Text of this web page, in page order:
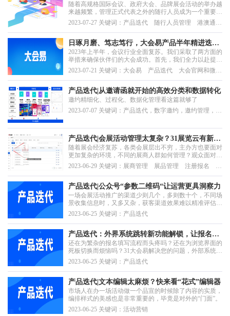
随着高规格国际会议、政府大会、品牌展会活动的举办越
来越频繁，管理正式代表之外的随行人员成为一个重要的
服务内容。随行人员是指陪同参会代表一起参会、观展，
但通常不享有与正式参会代表和VIP完全同等权利和待遇
的人员。他们在会展活动中扮演着重要的辅助和支持角
色。鉴于随行人员的管理对提升主办方服务能级十分重
要，...
2023-07-27 关键词：产品迭代 随行人员管理 港澳通行
日琢月磨、笃志笃行，大会易产品半年精进迭代
回顾
2023年上半年，会议行业全面复苏。我们采取了两方面的
举措来确保伙伴们的大会成功。首先，我们全力以赴提供
数字会议技术和服务支持。其次，我们的研发团队专注于
服务政府、国际和学术大会等复杂场景，始终以用户体验
为中心，并根据客户反馈不断改进。我们每周对大会易产
品进行迭代优化，取得了显著成绩，包括客户满意度的...
2023-07-21 关键词：大会易 产品迭代 大会官网和微
人中心
产品迭代|从邀请函就开始的高效分类和数据转化
邀约精细化、过程化、数据化管理看这篇就够了
2023-07-07 关键词：产品迭代，数字邀约，邀约管理，参
产品迭代|会展活动管理太复杂？31展览云有新
招！
随着展会经济复苏，各类会展层出不穷，主办方也要面对
更加复杂的环境，不同的展商人群如何管理？观众面对多
种多样的产品又该如何快速甄别以拥有更好的展会体验？
活动日程数据又该如何处理？31展览云系统更新迭代，以
期帮助主办方能够在复杂活动场景中更加得心应手，让我
们一起随小编看看有什么更新亮点吧！
2023-06-29 关键词：展商管理 展品管理 注册报名 日
产品迭代|公众号“参数二维码“让运营更具洞察力
一场会展活动推广的渠道少则几个，多则数十个，不同场
景收集信息时，又多又杂，获客渠道效果难以精准评估。
31参数二维码可以用于不同渠道，主办方可绑定多个公号
实现不同渠道不同内容推送分发，推广效果精准可察。
2023-06-25 关键词：产品迭代
产品迭代：外界系统跳转新功能解锁，让报名更
简便！
还在为繁杂的报名填写流程而头疼吗？还在为浏览界面的
死板切换而烦恼吗？31大会易解决您的问题，外部系统与
报名流程的跳转更加便捷、填写更加方便，实现快速高效
的信息共享和数据传输。下面一起来看看吧！
2023-06-25 关键词：产品迭代
产品迭代|文本编辑太麻烦？快来看“花式”编辑器
市场人在办一场活动做一个品宣的时候除了内容的实质，
编排样式的美感也是非常重要的，毕竟是对外的“门面”。
2023-06-25 关键词：活动营销